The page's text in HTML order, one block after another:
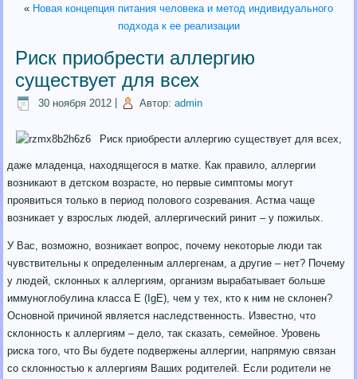
« Новая концепция питания человека и метод индивидуального
подхода к ее реализации
Риск приобрести аллергию
существует для всех
30 ноября 2012 Автор: admin
Риск приобрести аллергию существует для всех,
даже младенца, находящегося в матке. Как правило, аллергии
возникают в детском возрасте, но первые симптомы могут
проявиться только в период полового созревания. Астма чаще
возникает у взрослых людей, аллергический ринит – у пожилых.
У Вас, возможно, возникает вопрос, почему некоторые люди так
чувствительны к определенным аллергенам, а другие – нет? Почему
у людей, склонных к аллергиям, организм вырабатывает больше
иммуноглобулина класса Е (IgE), чем у тех, кто к ним не склонен?
Основной причиной является наследственность. Известно, что
склонность к аллергиям – дело, так сказать, семейное. Уровень
риска того, что Вы будете подвержены аллергии, напрямую связан
со склонностью к аллергиям Ваших родителей. Если родители не